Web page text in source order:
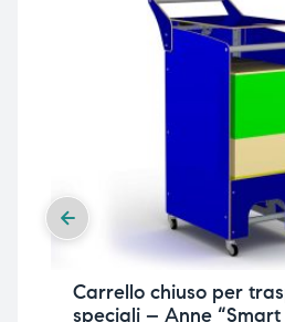
Carrello chiuso per
speciali – Anne “Smart